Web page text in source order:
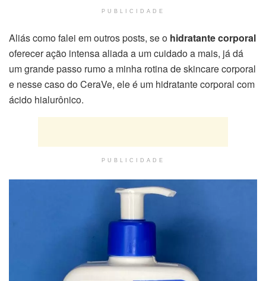
PUBLICIDADE
Aliás como falei em outros posts, se o hidratante corporal
oferecer ação intensa aliada a um cuidado a mais, já dá
um grande passo rumo a minha rotina de skincare corporal
e nesse caso do CeraVe, ele é um hidratante corporal com
ácido hialurônico.
PUBLICIDADE